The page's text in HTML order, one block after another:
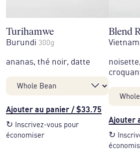
Turihamwe
Burundi 300g
ananas, thé noir, datte
Ajouter au panier / $33.75
↻
Inscrivez-vous pour
économiser
Blend
Vietnam
Ajouter
↻